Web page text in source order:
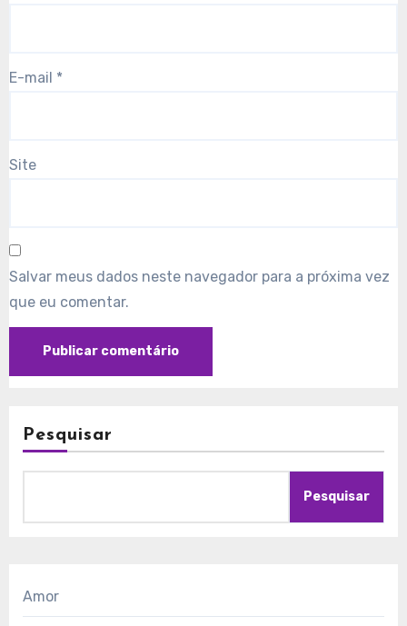
E-mail *
Site
Salvar meus dados neste navegador para a próxima vez
que eu comentar.
Pesquisar
Pesquisar
Amor